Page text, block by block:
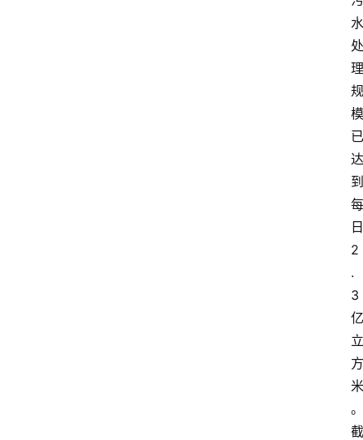
水
处
理
规
模
已
达
到
每
日
2
.
3
亿
立
方
米
。
截